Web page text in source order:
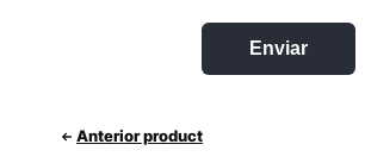
Anterior product